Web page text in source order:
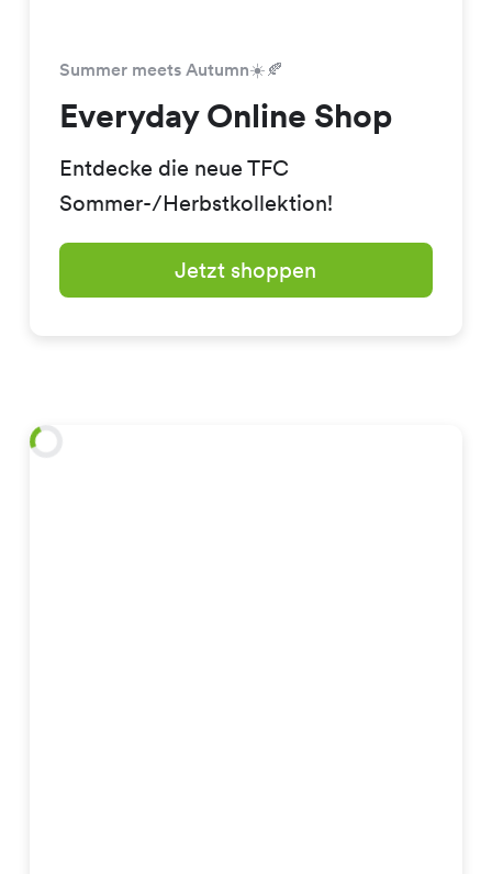
Summer meets Autumn☀️🍂
Everyday Online Shop
Entdecke die neue TFC
Sommer-/Herbstkollektion!
Jetzt shoppen